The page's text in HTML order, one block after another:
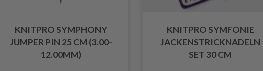
KNITPRO SYMPHONY
JUMPER PIN 25 CM (3.00-
12.00MM)
KNITPRO SYMFONIE
JACKENSTRICKNADELN
SET 30 CM